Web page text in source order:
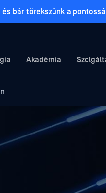
bár törekszünk a
Akadémia